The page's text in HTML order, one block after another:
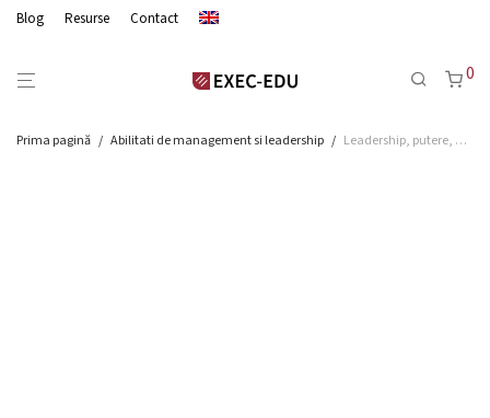
Blog Resurse Contact
0
Prima pagină / Abilitati de management si leadership / Leadership, putere, autoritate